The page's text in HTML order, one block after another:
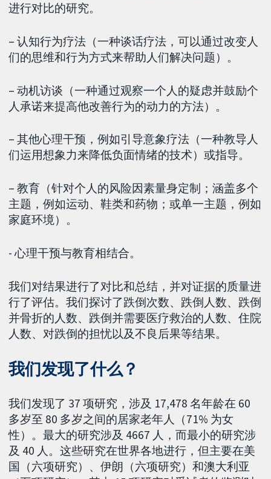
进行对比的研究。
– 认知行为疗法（一种谈话疗法，可以通过改变人
们的思维和行为方式来帮助人们解决问题）。
– 动机访谈（一种通过观察一个人的疑虑并鼓励个
人承诺来提高他改善行为的动力的方法）。
– 其他心理干预，例如引导意象疗法（一种教导人
们运用想象力来降低负面情绪的技术）或指导。
– 教育（针对个人的风险因素量身定制；涵盖多个
主题，例如运动、鞋类和药物；或单一主题，例如
家庭环境）。
- 心理干预与教育相结合。
我们对结果进行了对比和总结，并对证据的质量进
行了评估。我们探讨了跌倒次数、跌倒人数、跌倒
并骨折的人数、跌倒并需要医疗救治的人数、住院
人数、对跌倒的担忧以及不良后果等结果。
我们发现了什么？
我们发现了 37 项研究，涉及 17,478 名年龄在 60
多岁至 80 多岁之间的居家老年人（71% 为女
性）。最大的研究涉及 4667 人，而最小的研究涉
及 40 人。这些研究在世界各地进行，但主要在美
国（六项研究）、伊朗（六项研究）和澳大利亚